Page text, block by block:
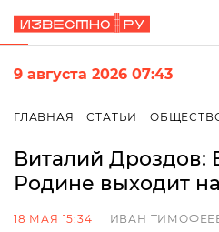
9 августа 2026 07:43
ГЛАВНАЯ СТАТЬИ
Виталий Дроздов:
Родине выходит
18 МАЯ 15:34 ИВАН